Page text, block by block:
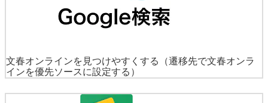
文春オンラインを見つけやすくする
（遷移先で文春オンラ
インを優先ソースに設定する）